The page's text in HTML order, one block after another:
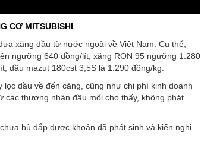
CƠ MITSUBISHI
xăng dầu từ nước ngoài về Việt Nam. Cụ thể,
ngưỡng 640 đồng/lít, xăng RON 95 ngưỡng 1.280
dầu mazut 180cst 3,5S là 1.290 đồng/kg.
dầu về đến cảng, cũng như chi phí kinh doanh
thương nhân đầu mối cho thấy, không phát
bù đắp được khoản đã phát sinh và kiến nghị